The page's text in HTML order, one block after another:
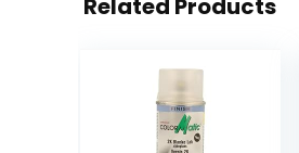
Related Products